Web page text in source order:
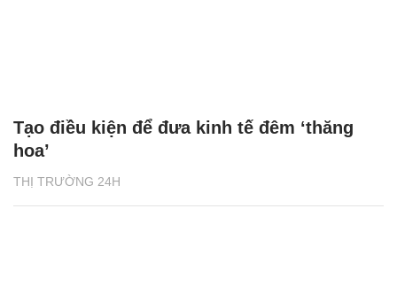
THỊ TRƯỜNG 24H
Tạo điều kiện để đưa kinh tế đêm ‘thăng
hoa’